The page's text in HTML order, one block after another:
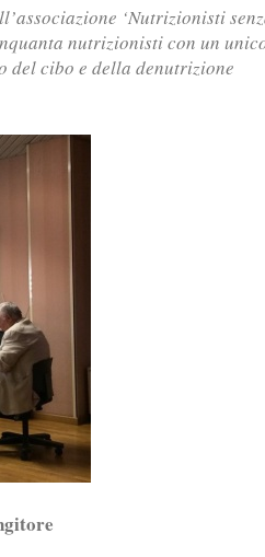
‘Nutrizionisti
nutrizionisti con un
del cibo e della denutrizione